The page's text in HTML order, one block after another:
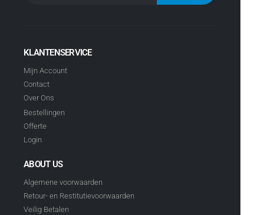
KLANTENSERVICE
Mijn Account
Contact
Over Ons
Bestellingen
Offerte
Login
ABOUT US
Algemene voorwaarden
Retour- en Restitutievoorwaarden
Veilig Betalen